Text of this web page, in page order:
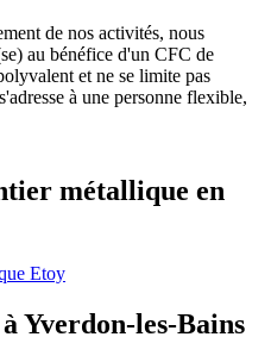
de nos activités, nous
au bénéfice d'un CFC de
et ne se limite pas
à une personne flexible,
métallique en
Etoy
Yverdon-les-Bains